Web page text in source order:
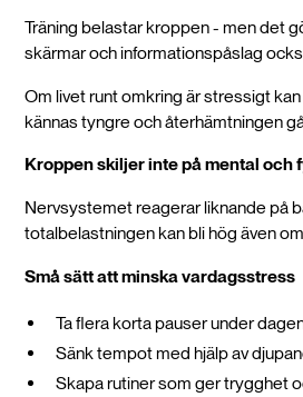
Träning belastar kroppen - men det
skärmar och informationspåslag
Om livet runt omkring är stressigt
kännas tyngre och återhämtningen
Kroppen skiljer inte på mental och
Nervsystemet reagerar liknande på
totalbelastningen kan bli hög även
Små sätt att minska vardagsstress
Ta flera korta pauser under
Sänk tempot med hjälp av
Skapa rutiner som ger trygghet